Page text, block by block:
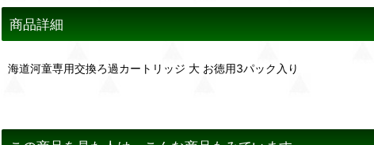
商品詳細
海道河童専用交換ろ過カートリッジ 大 お徳用3パック入り